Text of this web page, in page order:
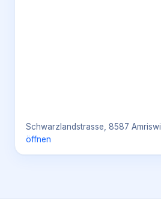
Schwarzlandstrasse, 8587 Amriswil
öffnen